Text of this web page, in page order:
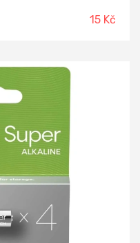
za kus. Baterie jsou
nutno zadat čtyři kusy.
15 Kč